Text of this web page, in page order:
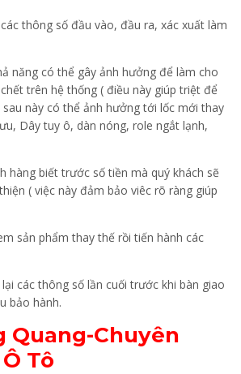
thông số đầu vào, đầu ra, xác xuất làm
năng có thể gây ảnh hưởng để làm cho
trên hệ thống ( điều này giúp triệt để
này có thể ảnh hưởng tới lốc mới thay
Dây tuy ô, dàn nóng, role ngắt lạnh,
hàng biết trước số tiền mà quý khách sẽ
( việc này đảm bảo viêc rõ ràng giúp
sản phẩm thay thế rồi tiến hành các
các thông số lần cuối trước khi bàn giao
bảo hành.
Quang-Chuyên
Tô